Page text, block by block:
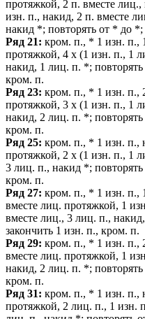
протяжкой, 2 п. вместе
изн. п., накид, 2 п. вместе
накид *; повторять от * до
Ряд 21: кром. п., * 1 изн. п.,
протяжкой, 4 х (1 изн. п., 1
накид, 1 лиц. п. *;
кром. п.
Ряд 23: кром. п., * 1 изн. п.,
протяжкой, 3 х (1 изн. п., 1
накид, 2 лиц. п. *;
кром. п.
Ряд 25: кром. п., * 1 изн. п.,
протяжкой, 2 х (1 изн. п., 1
3 лиц. п., накид *;
кром. п.
Ряд 27: кром. п., * 1 изн. п.,
вместе лиц. протяжкой, 1
вместе лиц., 3 лиц. п.,
закончить 1 изн. п., кром. п.
Ряд 29: кром. п., * 1 изн. п.,
вместе лиц. протяжкой, 1
накид, 2 лиц. п. *;
кром. п.
Ряд 31: кром. п., * 1 изн. п.,
протяжкой, 2 лиц. п., 1 изн.